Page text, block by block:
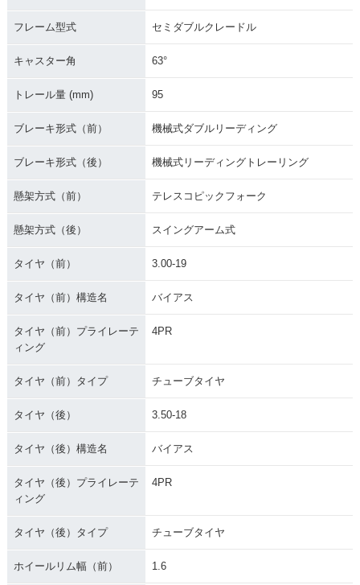
フレーム型式 セミダブルクレードル
キャスター角 63°
トレール量 (mm) 95
ブレーキ形式（前） 機械式ダブルリーディング
ブレーキ形式（後） 機械式リーディングトレーリング
懸架方式（前） テレスコピックフォーク
懸架方式（後） スイングアーム式
タイヤ（前） 3.00-19
タイヤ（前）構造名 バイアス
タイヤ（前）プライレーテ
ィング
4PR
タイヤ（前）タイプ チューブタイヤ
タイヤ（後） 3.50-18
タイヤ（後）構造名 バイアス
タイヤ（後）プライレーテ
ィング
4PR
タイヤ（後）タイプ チューブタイヤ
ホイールリム幅（前） 1.6